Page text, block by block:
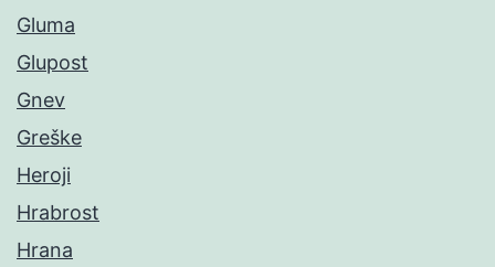
Gluma
Glupost
Gnev
Greške
Heroji
Hrabrost
Hrana